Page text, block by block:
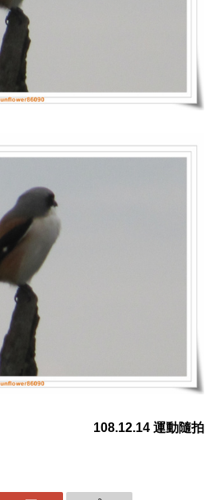
108.12.14 運動隨拍